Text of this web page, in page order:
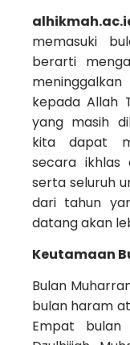
memasuki
berarti
kepada Allah
yang masih
kita dapat
secara ikhlas
serta seluruh
dari tahun
datang akan
Keutamaan
Bulan
bulan haram
Empat bulan